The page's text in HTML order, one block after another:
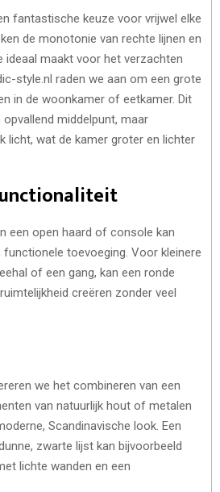
fantastische keuze voor vrijwel elke
de monotonie van rechte lijnen en
ideaal maakt voor het verzachten
style.nl raden we aan om een grote
in de woonkamer of eetkamer. Dit
middelpunt, maar
licht, wat de kamer groter en lichter
een open haard of console kan
functionele toevoeging. Voor kleinere
of een gang, kan een ronde
creëren zonder veel
we het combineren van een
van natuurlijk hout of metalen
Scandinavische look. Een
zwarte lijst kan bijvoorbeeld
lichte wanden en een